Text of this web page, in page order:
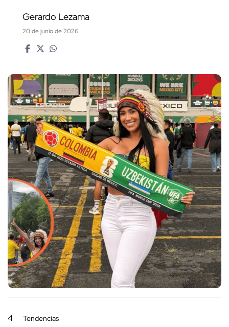
Gerardo Lezama
20 de junio de 2026
4 Tendencias